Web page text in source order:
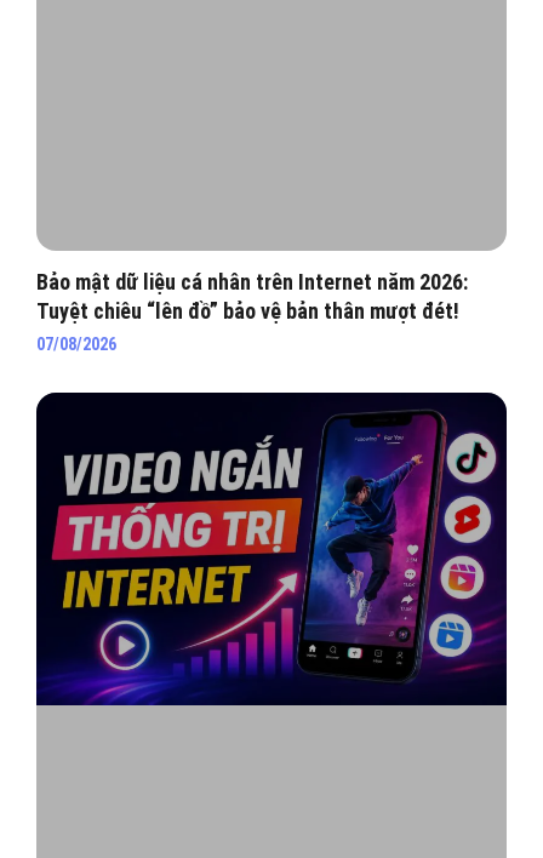
Bảo mật dữ liệu cá nhân trên Internet năm 2026:
Tuyệt chiêu “lên đồ” bảo vệ bản thân mượt đét!
07/08/2026